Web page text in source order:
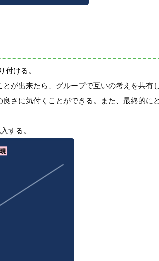
付ける。
が出来たら、グループで互いの考えを共有
さに気付くことができる。また、最終的に
する。